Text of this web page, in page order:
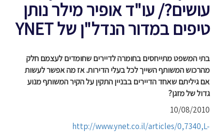
עושים?/ עו"ד אופיר מילר נותן
טיפים במדור הנדל"ן של YNET
בתי המשפט מתייחסים בחומרה לדיירים שחומדים לעצמם חלק
מהרכוש המשותף השייך לכל בעלי הדירות. אז מה אפשר לעשות
אם גיליתם שאחד הדיירים בבניין התקין על הקיר המשותף מנוע
גדול של מזגן?
10/08/2010
http://www.ynet.co.il/articles/0,7340,L-